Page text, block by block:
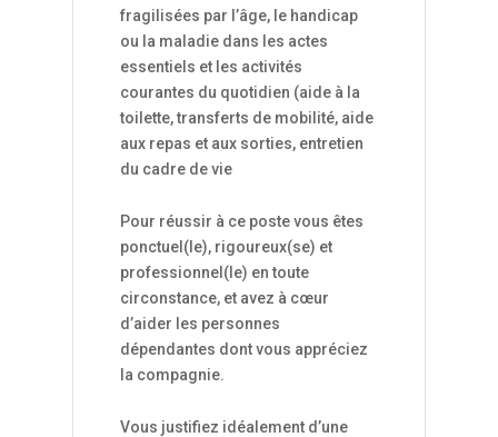
fragilisées par l’âge, le handicap
ou la maladie dans les actes
essentiels et les activités
courantes du quotidien (aide à la
toilette, transferts de mobilité, aide
aux repas et aux sorties, entretien
du cadre de vie
Pour réussir à ce poste vous êtes
ponctuel(le), rigoureux(se) et
professionnel(le) en toute
circonstance, et avez à cœur
d’aider les personnes
dépendantes dont vous appréciez
la compagnie.
Vous justifiez idéalement d’une